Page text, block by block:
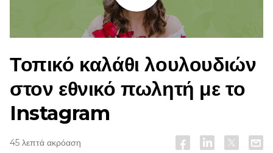
Άκουσε
Τοπικό καλάθι λουλουδιών
στον εθνικό πωλητή με το
Instagram
45 λεπτά ακρόαση